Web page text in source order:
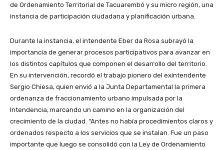
de Ordenamiento Territorial de Tacuarembó y su micro región, una
instancia de participación ciudadana y planificación urbana.
Durante la instancia, el intendente Eber da Rosa subrayó la
importancia de generar procesos participativos para avanzar en
los distintos capítulos que componen el desarrollo del territorio.
En su intervención, recordó el trabajo pionero del exintendente
Sergio Chiesa, quien envió a la Junta Departamental la primera
ordenanza de fraccionamiento urbano impulsada por la
Intendencia, marcando un camino en la organización del
crecimiento de la ciudad. “Antes no había procedimientos claros y
ordenados respecto a los servicios que se instalan. Fue un paso
importante que luego se consolidó con la Ley de Ordenamiento